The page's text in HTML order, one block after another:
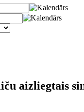
aizliegtais